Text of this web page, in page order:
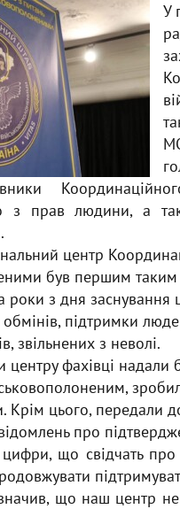
У
з прав людини, а
центр
був першим
з дня заснування
підтримки
звільнених з неволі.
центру фахівці
Крім цього, передали
про
що свідчать про
що наш центр